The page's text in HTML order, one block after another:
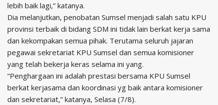
lebih baik lagi,” katanya.
Dia melanjutkan, penobatan Sumsel menjadi salah satu KPU
provinsi terbaik di bidang SDM ini tidak lain berkat kerja sama
dan kekompakan semua pihak. Terutama seluruh jajaran
pegawai sekretariat KPU Sumsel dan semua komisioner
yang telah bekerja keras selama ini yang.
“Penghargaan ini adalah prestasi bersama KPU Sumsel
berkat kerjasama dan koordinasi yg baik antara komisioner
dan sekretariat,” katanya, Selasa (7/8).